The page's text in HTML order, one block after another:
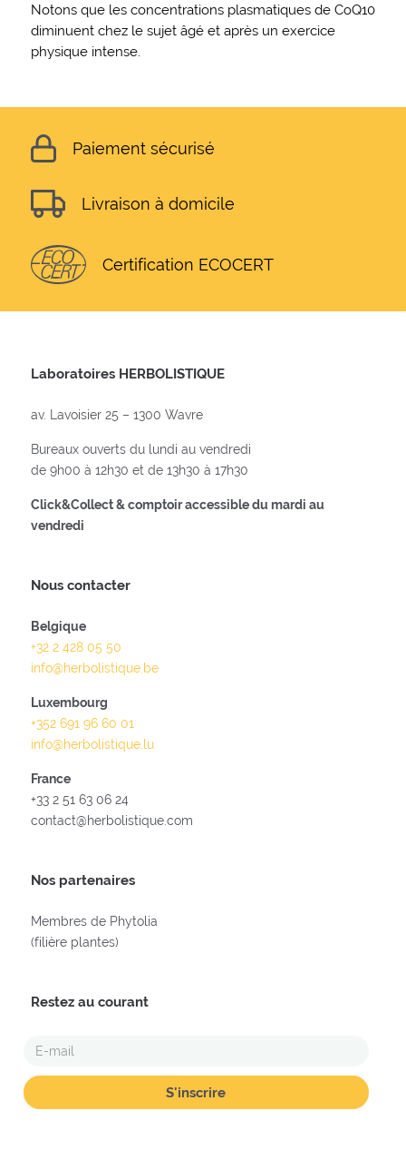
Notons que les concentrations plasmatiques de CoQ10
diminuent chez le sujet âgé et après un exercice
physique intense.
Paiement sécurisé
Livraison à domicile
Certification ECOCERT
Laboratoires HERBOLISTIQUE
av. Lavoisier 25 – 1300 Wavre
Bureaux ouverts du lundi au vendredi
de 9h00 à 12h30 et de 13h30 à 17h30
Click&Collect & comptoir accessible du mardi au
vendredi
Nous contacter
Belgique
+32 2 428 05 50
info@herbolistique.be
Luxembourg
+352 691 96 60 01
info@herbolistique.lu
France
+33 2 51 63 06 24
contact@herbolistique.com
Nos partenaires
Membres de Phytolia
(filière plantes)
Restez au courant
E-